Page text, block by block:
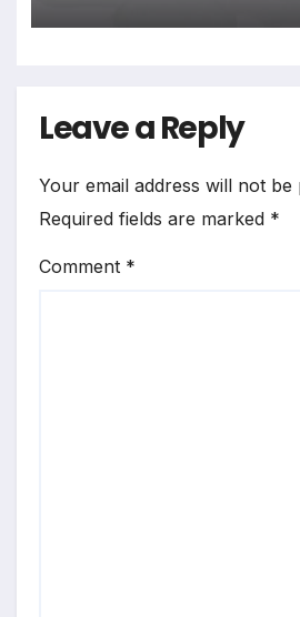
Leave a Reply
Your email address will not be
Required fields are marked *
Comment *